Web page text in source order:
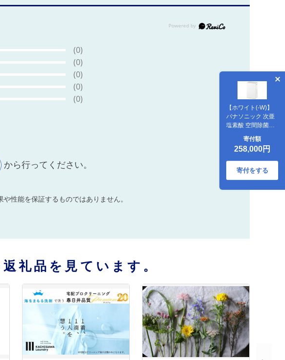
【ホワイト(-W)】
パナソニック 次亜
塩素酸 空間除菌脱
臭機 「ジアイー
ノ」F-ML4000B |
18畳 電化製品 生活
家電 集じん 家電 空
気清浄機 空間 除菌
脱臭 感染症対策 ウ
市
寄付額
258,000円
寄付をする
(0)
(0)
(0)
(0)
(0)
から行ってください。
性能を保証するものではありません。
礼品を見ています。